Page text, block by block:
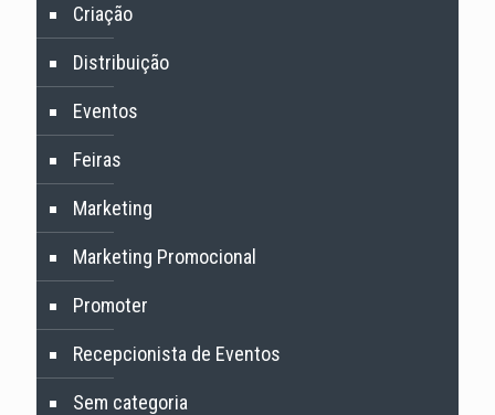
Criação
Distribuição
Eventos
Feiras
Marketing
Marketing Promocional
Promoter
Recepcionista de Eventos
Sem categoria